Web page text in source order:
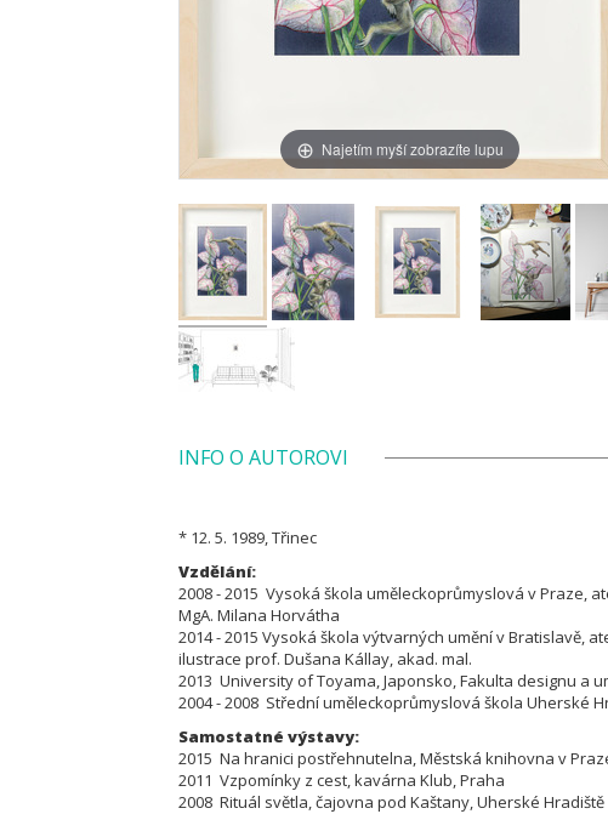
Najetím myší zobrazíte lupu
INFO O AUTOROVI
* 12. 5. 1989, Třinec
Vzdělání:
2008 - 2015 Vysoká škola uměleckoprůmyslová v Praze,
MgA. Milana Horvátha
2014 - 2015 Vysoká škola výtvarných umění v Bratislavě,
ilustrace prof. Dušana Kállay, akad. mal.
2013 University of Toyama, Japonsko, Fakulta designu a
2004 - 2008 Střední uměleckoprůmyslová škola Uherské
Samostatné výstavy:
2015 Na hranici postřehnutelna, Městská knihovna v
2011 Vzpomínky z cest, kavárna Klub, Praha
2008 Rituál světla, čajovna pod Kaštany, Uherské Hradiště